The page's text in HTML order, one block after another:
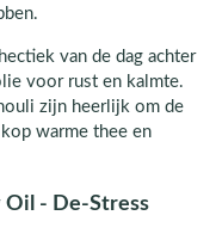
van de dag achter
voor rust en kalmte.
zijn heerlijk om de
warme thee en
Oil - De-Stress